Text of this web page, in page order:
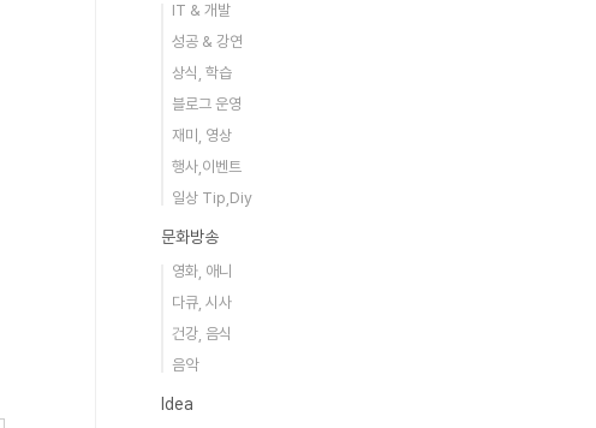
IT & 개발
성공 & 강연
상식, 학습
블로그 운영
재미, 영상
행사,이벤트
일상 Tip,Diy
문화방송
영화, 애니
다큐, 시사
건강, 음식
음악
Idea